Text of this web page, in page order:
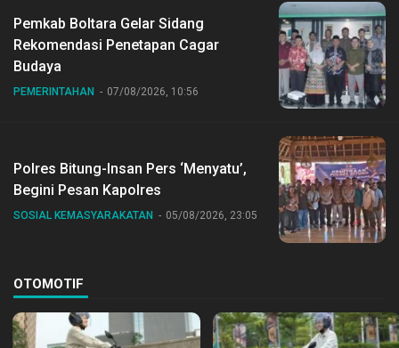
Pemkab Boltara Gelar Sidang
Rekomendasi Penetapan Cagar
Budaya
PEMERINTAHAN 07/08/2026, 10:56
Polres Bitung-Insan Pers ‘Menyatu’,
Begini Pesan Kapolres
SOSIAL KEMASYARAKATAN 05/08/2026, 23:05
OTOMOTIF